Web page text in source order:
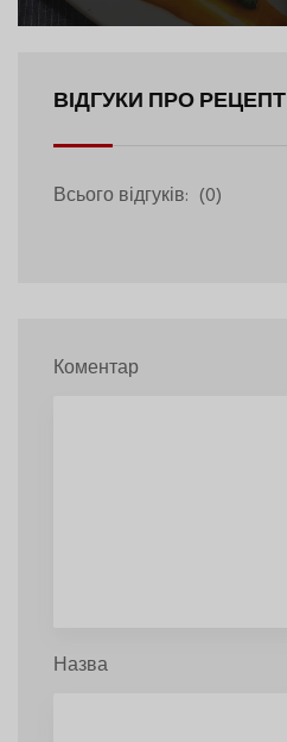
ВІДГУКИ ПРО РЕЦЕПТ
Всього відгуків: (0)
Коментар
Назва